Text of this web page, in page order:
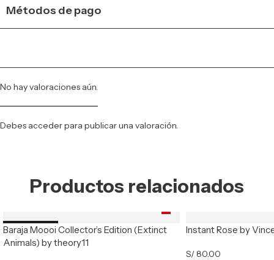
Métodos de pago
No hay valoraciones aún.
Debes accederpara publicar una valoración.
Productos relacionados
Nuevo
Baraja Moooi Collector’s Edition (Extinct
Animals) by theory11
Instant Rose by
S/80.00